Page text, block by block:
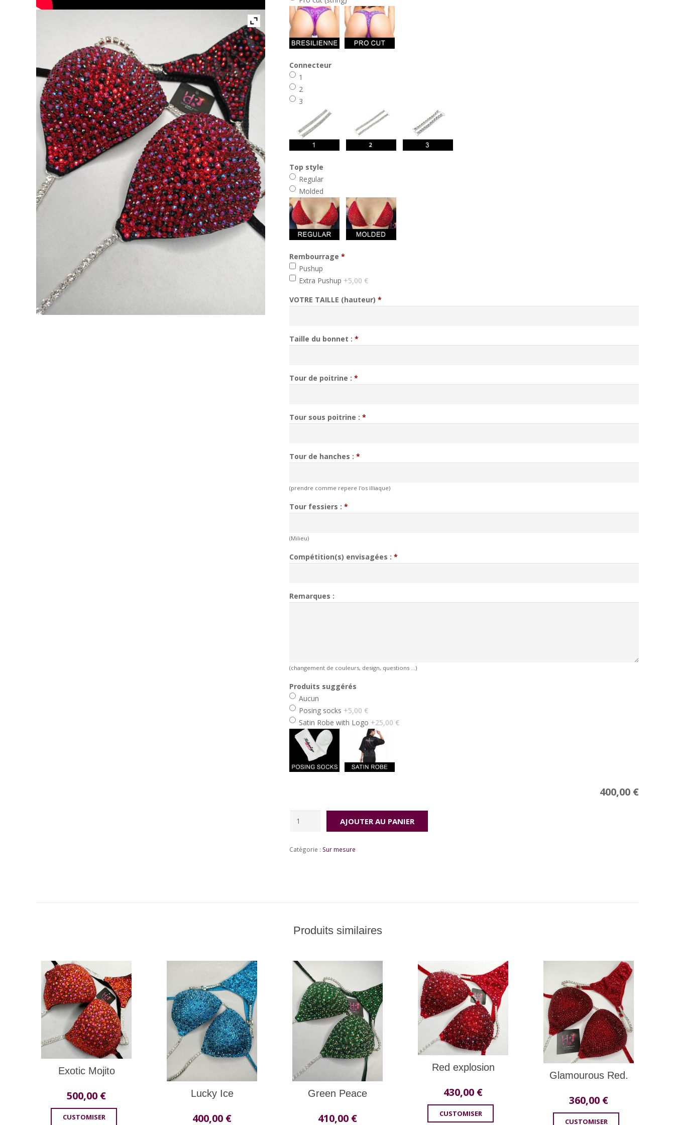
Connecteur
1
2
3
Top style
Regular
Molded
Rembourrage *
Pushup
Extra Pushup +5,00 €
VOTRE TAILLE (hauteur) *
Taille du bonnet : *
Tour de poitrine : *
Tour sous poitrine : *
Tour de hanches : *
(prendre comme repere l'os illiaque)
Tour fessiers : *
(Milieu)
Compétition(s) envisagées : *
Remarques :
(changement de couleurs, design, questions ...)
Produits suggérés
Aucun
Posing socks +5,00 €
Satin Robe with Logo +25,00 €
400,00 €
Cherry
AJOUTER AU PANIER
Catégorie : Sur mesure
Produits similaires
Exotic Mojito
500,00 €
CUSTOMISER
Lucky Ice
400,00 €
Green Peace
410,00 €
Red explosion
430,00 €
CUSTOMISER
Glamourous Red.
360,00 €
CUSTOMISER